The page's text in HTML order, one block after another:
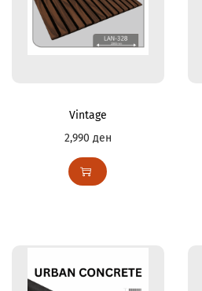
Vintage
2,990 ден